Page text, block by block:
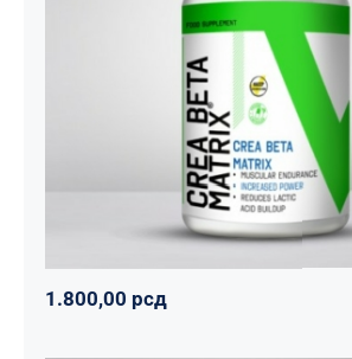
CREA BETA MATRIX
Napumpanko Svi proizvodi
1.800,00 рсд
1.800,00 рсд